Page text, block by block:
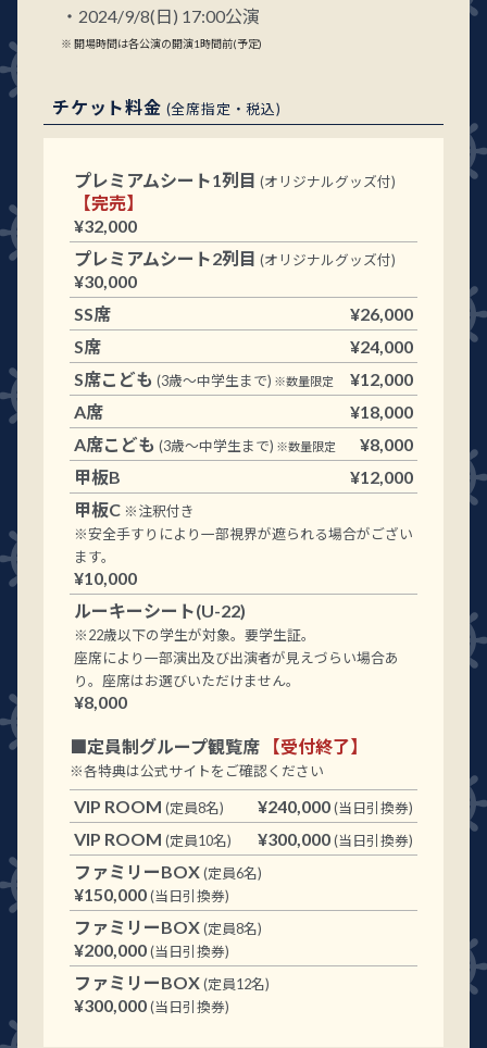
・2024/9/8(日) 17:00公演
開場時間は各公演の開演1時間前(予定)
チケット料金 (全席指定・税込)
プレミアムシート1列目 (オリジナルグッズ付)
【完売】
¥32,000
プレミアムシート2列目 (オリジナルグッズ付)
¥30,000
SS席
¥26,000
S席
¥24,000
S席こども (3歳～中学生まで) ※数量限定
¥12,000
A席
¥18,000
A席こども (3歳～中学生まで) ※数量限定
¥8,000
甲板B
¥12,000
甲板C ※注釈付き
※安全手すりにより一部視界が遮られる場合がござい
ます。
¥10,000
ルーキーシート(U-22)
※22歳以下の学生が対象。要学生証。
座席により一部演出及び出演者が見えづらい場合あ
り。座席はお選びいただけません。
¥8,000
■定員制グループ観覧席 【受付終了】
※各特典は公式サイトをご確認ください
VIP ROOM (定員8名) ¥240,000(当日引換券)
VIP ROOM (定員10名) ¥300,000(当日引換券)
ファミリーBOX(定員6名)
¥150,000(当日引換券)
ファミリーBOX(定員8名)
¥200,000(当日引換券)
ファミリーBOX(定員12名)
¥300,000(当日引換券)